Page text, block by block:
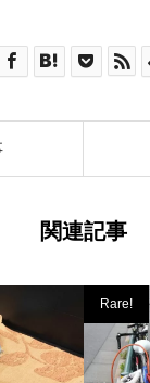
関連記事
Rare!